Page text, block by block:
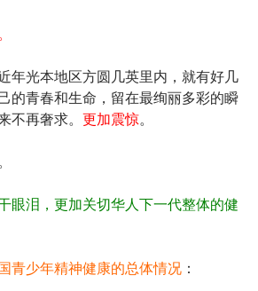
年光本地区方圆几英里内，就有好几
的青春和生命，留在最绚丽多彩的瞬
不再奢求。 更加震惊。
。
眼泪，更加关切华人下一代整体的健
青少年精神健康的总体情况 ：